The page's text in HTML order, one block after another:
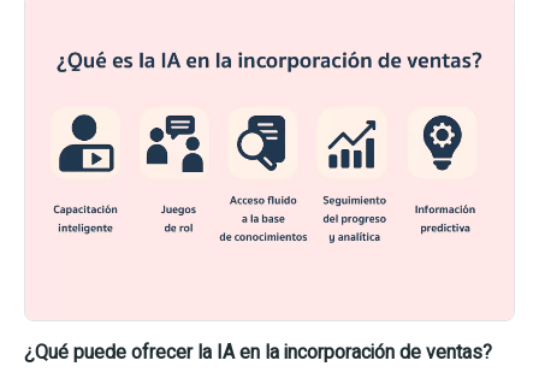
¿Qué puede ofrecer la IA en la incorporación de ventas?